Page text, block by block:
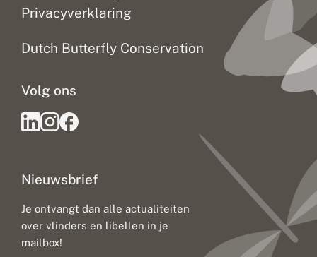
Privacyverklaring
Dutch Butterfly Conservation
Nieuwsbrief
Je ontvangt dan alle actualiteiten
over vlinders en libellen in je
mailbox!
Volg ons